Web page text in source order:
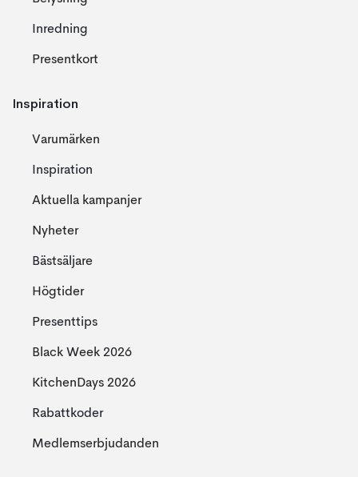
Inredning
Presentkort
Inspiration
Varumärken
Inspiration
Aktuella kampanjer
Nyheter
Bästsäljare
Högtider
Presenttips
Black Week 2026
KitchenDays 2026
Rabattkoder
Medlemserbjudanden